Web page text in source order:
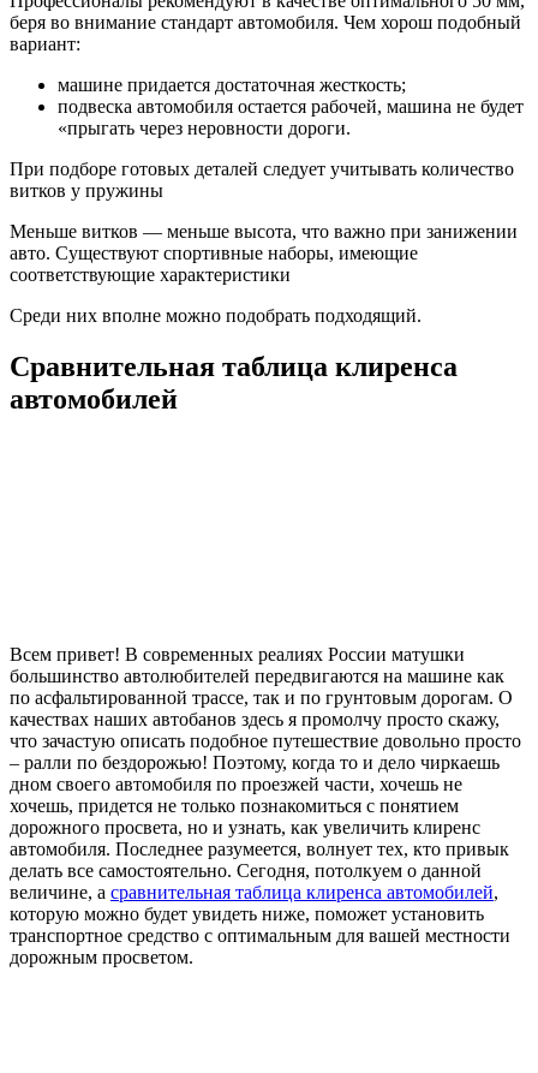
беря во внимание стандарт автомобиля. Чем хорош подобный
вариант:
машине придается достаточная жесткость;
подвеска автомобиля остается рабочей, машина не будет
«прыгать через неровности дороги.
При подборе готовых деталей следует учитывать количество
витков у пружины
Меньше витков — меньше высота, что важно при занижении
авто. Существуют спортивные наборы, имеющие
соответствующие характеристики
Среди них вполне можно подобрать подходящий.
Сравнительная таблица клиренса
автомобилей
Всем привет! В современных реалиях России матушки
большинство автолюбителей передвигаются на машине как
по асфальтированной трассе, так и по грунтовым дорогам. О
качествах наших автобанов здесь я промолчу просто скажу,
что зачастую описать подобное путешествие довольно просто
– ралли по бездорожью! Поэтому, когда то и дело чиркаешь
дном своего автомобиля по проезжей части, хочешь не
хочешь, придется не только познакомиться с понятием
дорожного просвета, но и узнать, как увеличить клиренс
автомобиля. Последнее разумеется, волнует тех, кто привык
делать все самостоятельно. Сегодня, потолкуем о данной
величине, а сравнительная таблица клиренса автомобилей,
которую можно будет увидеть ниже, поможет установить
транспортное средство с оптимальным для вашей местности
дорожным просветом.